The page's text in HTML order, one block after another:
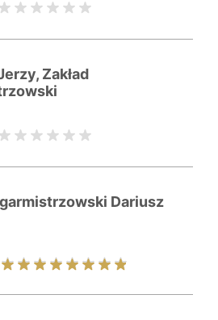
Zakład
Dariusz